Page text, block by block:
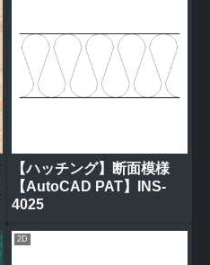
【ハッチング】断面模様
【AutoCAD PAT】INS-
4025
2D